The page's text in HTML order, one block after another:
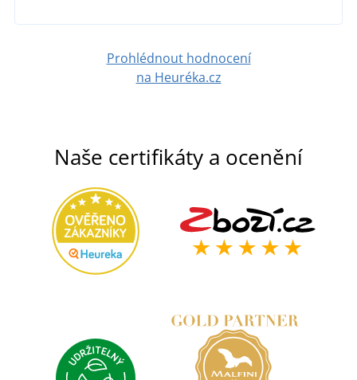
Prohlédnout hodnocení
na Heuréka.cz
Naše certifikáty a ocenění